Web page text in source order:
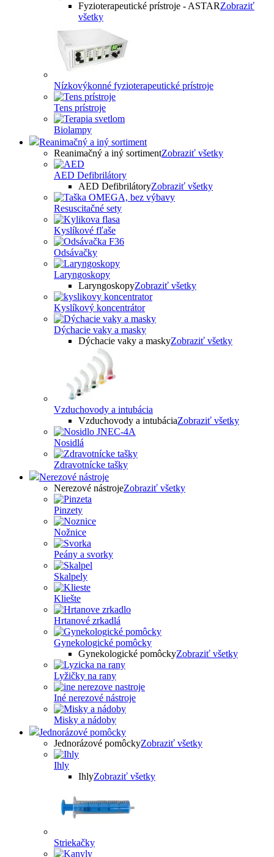
Fyzioterapeutické prístroje - ASTARZobraziť
všetky
Nízkovýkonné fyzioterapeutické prístroje
Tens prístroje
Biolampy
Reanimačný a iný sortiment
Reanimačný a iný sortimentZobraziť všetky
AED Defibrilátory
AED DefibrilátoryZobraziť všetky
Resuscitačné sety
Kyslíkové fľaše
Odsávačky
Laryngoskopy
LaryngoskopyZobraziť všetky
Kyslíkový koncentrátor
Dýchacie vaky a masky
Dýchacie vaky a maskyZobraziť všetky
Vzduchovody a intubácia
Vzduchovody a intubáciaZobraziť všetky
Nosidlá
Zdravotnícke tašky
Nerezové nástroje
Nerezové nástrojeZobraziť všetky
Pinzety
Nožnice
Peány a svorky
Skalpely
Kliešte
Hrtanové zrkadlá
Gynekologické pomôcky
Gynekologické pomôckyZobraziť všetky
Lyžičky na rany
Iné nerezové nástroje
Misky a nádoby
Jednorázové pomôcky
Jednorázové pomôckyZobraziť všetky
Ihly
IhlyZobraziť všetky
Striekačky